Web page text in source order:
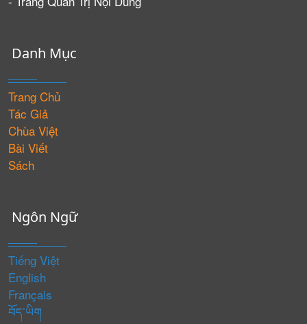
Danh Mục
Trang Chủ
Tác Giả
Chùa Việt
Bài Viết
Sách
Ngôn Ngữ
Tiếng Việt
English
Français
བོད་ཡིག